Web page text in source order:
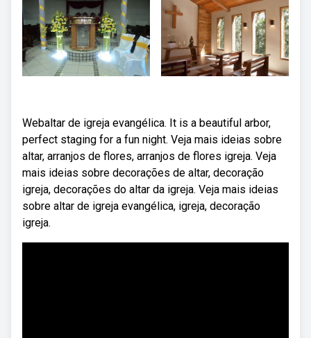
Webaltar de igreja evangélica. It is a beautiful arbor,
perfect staging for a fun night. Veja mais ideias sobre
altar, arranjos de flores, arranjos de flores igreja. Veja
mais ideias sobre decorações de altar, decoração
igreja, decorações do altar da igreja. Veja mais ideias
sobre altar de igreja evangélica, igreja, decoração
igreja.